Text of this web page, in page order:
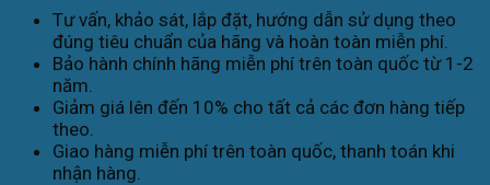
Tư vấn, khảo sát, lắp đặt, hướng dẫn sử dụng theo
đúng tiêu chuẩn của hãng và hoàn toàn miễn phí.
Bảo hành chính hãng miễn phí trên toàn quốc từ 1-2
năm.
Giảm giá lên đến 10% cho tất cả các đơn hàng tiếp
theo.
Giao hàng miễn phí trên toàn quốc, thanh toán khi
nhận hàng.